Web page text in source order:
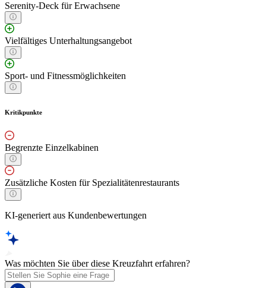
Serenity-Deck für Erwachsene
Vielfältiges Unterhaltungsangebot
Sport- und Fitnessmöglichkeiten
Kritikpunkte
Begrenzte Einzelkabinen
Zusätzliche Kosten für Spezialitätenrestaurants
KI-generiert aus Kundenbewertungen
Was möchten Sie über diese Kreuzfahrt erfahren?